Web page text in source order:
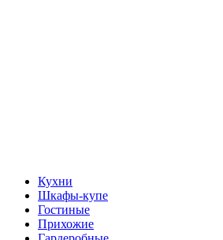
Кухни
Шкафы-купе
Гостиные
Прихожие